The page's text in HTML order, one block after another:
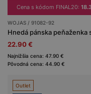
Cena s kódom FINAL20:
WOJAS / 91082-92
22.90 €
Najnižšia cena: 47.90 €
Pôvodná cena: 44.90 €
Outlet